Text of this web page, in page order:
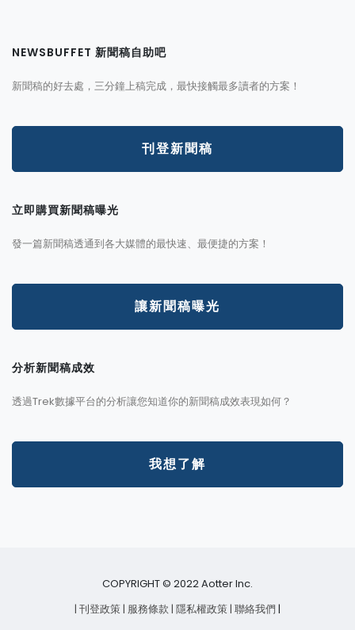
NEWSBUFFET 新聞稿自助吧
新聞稿的好去處，三分鐘上稿完成，最快接觸最多讀者的方案！
刊登新聞稿
立即購買新聞稿曝光
發一篇新聞稿透通到各大媒體的最快速、最便捷的方案！
讓新聞稿曝光
分析新聞稿成效
透過Trek數據平台的分析讓您知道你的新聞稿成效表現如何？
我想了解
COPYRIGHT © 2022 Aotter Inc.
| 刊登政策| 服務條款| 隱私權政策| 聯絡我們 |